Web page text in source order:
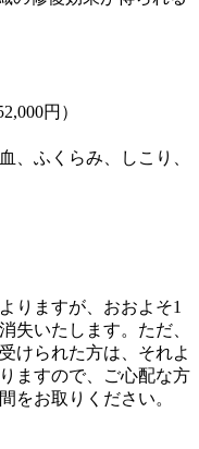
円）
、ふくらみ、しこり、
りますが、おおよそ1
失いたします。ただ、
けられた方は、それよ
ますので、ご心配な方
をお取りください。